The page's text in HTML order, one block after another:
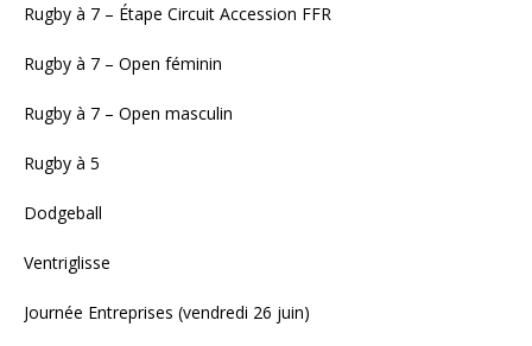
Rugby à 7 – Étape Circuit Accession FFR
Rugby à 7 – Open féminin
Rugby à 7 – Open masculin
Rugby à 5
Dodgeball
Ventriglisse
Journée Entreprises (vendredi 26 juin)